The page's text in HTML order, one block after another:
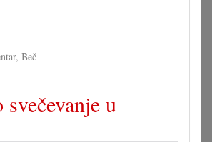
Beč
u